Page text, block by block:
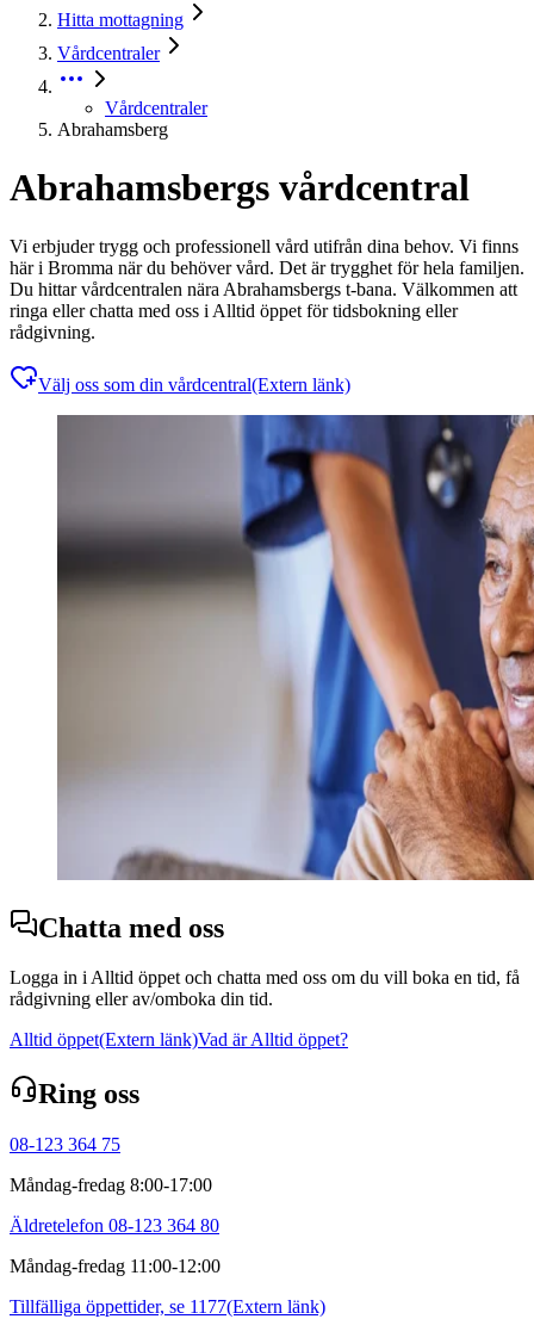
Hitta mottagning
Vårdcentraler
Vårdcentraler
Abrahamsberg
Abrahamsbergs vårdcentral
Vi erbjuder trygg och professionell vård utifrån dina behov. Vi finns
här i Bromma när du behöver vård. Det är trygghet för hela familjen.
Du hittar vårdcentralen nära Abrahamsbergs t-bana. Välkommen att
ringa eller chatta med oss i Alltid öppet för tidsbokning eller
rådgivning.
Välj oss som din vårdcentral(Extern länk)
Chatta med oss
Logga in i Alltid öppet och chatta med oss om du vill boka en tid, få
rådgivning eller av/omboka din tid.
Alltid öppet(Extern länk)Vad är Alltid öppet?
Ring oss
08-123 364 75
Måndag-fredag 8:00-17:00
Äldretelefon 08-123 364 80
Måndag-fredag 11:00-12:00
Tillfälliga öppettider, se 1177(Extern länk)